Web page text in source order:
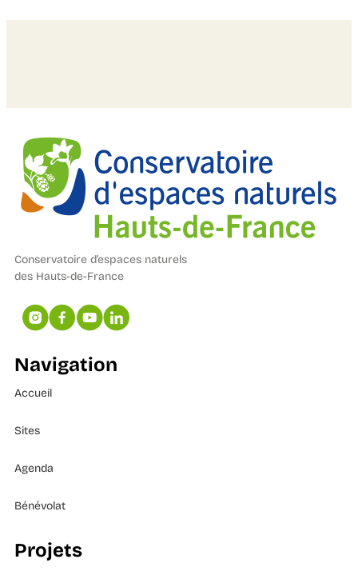
Conservatoire d’espaces naturels
des Hauts-de-France
Navigation
Accueil
Sites
Agenda
Bénévolat
Projets